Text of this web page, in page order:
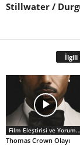
Stillwater /
İlgili
Film Eleştirisi ve Yorumlar
Thomas Crown Olayı